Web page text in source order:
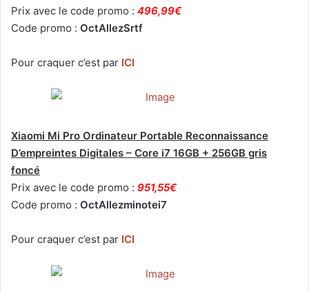
Prix avec le code promo : 496,99€
Code promo : OctAllezSrtf
Pour craquer c’est par ICI
Xiaomi Mi Pro Ordinateur Portable Reconnaissance
D’empreintes Digitales – Core i7 16GB + 256GB gris
foncé
Prix avec le code promo : 951,55€
Code promo : OctAllezminotei7
Pour craquer c’est par ICI